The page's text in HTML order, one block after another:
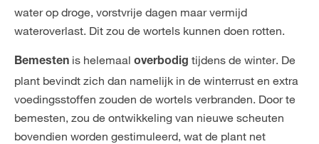
water op droge, vorstvrije dagen maar vermijd
wateroverlast. Dit zou de wortels kunnen doen rotten.
Bemesten is helemaal overbodig tijdens de winter. De
plant bevindt zich dan namelijk in de winterrust en extra
voedingsstoffen zouden de wortels verbranden. Door te
bemesten, zou de ontwikkeling van nieuwe scheuten
bovendien worden gestimuleerd, wat de plant net